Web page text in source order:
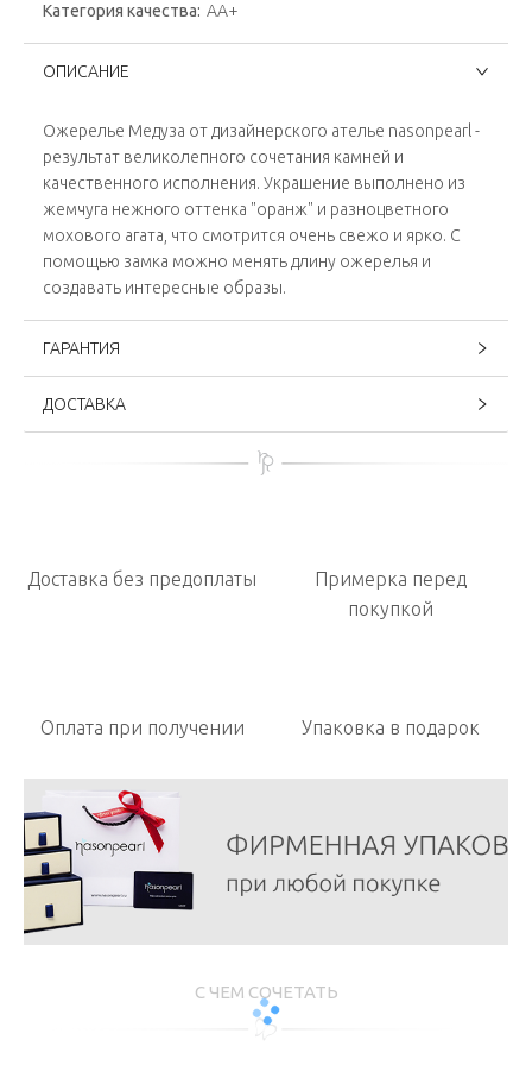
Категория качества: АА+
ОПИСАНИЕ
Ожерелье Медуза от дизайнерского ателье nasonpearl -
результат великолепного сочетания камней и
качественного исполнения. Украшение выполнено из
жемчуга нежного оттенка "оранж" и разноцветного
мохового агата, что смотрится очень свежо и ярко. С
помощью замка можно менять длину ожерелья и
создавать интересные образы.
ГАРАНТИЯ
ДОСТАВКА
Доставка без предоплаты
Примерка перед
покупкой
Оплата при получении Упаковка в подарок
С ЧЕМ СОЧЕТАТЬ